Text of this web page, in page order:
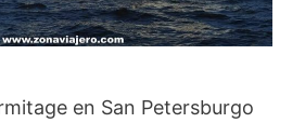
en San Petersburgo